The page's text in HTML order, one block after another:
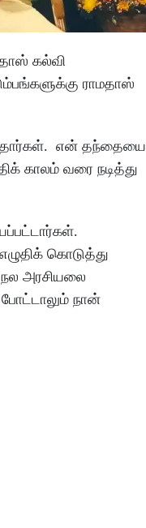
கல்வி
ராமதாஸ்
என் தந்தையை
காலம் வரை நடித்து
கொடுத்து
அரசியலை
நான்